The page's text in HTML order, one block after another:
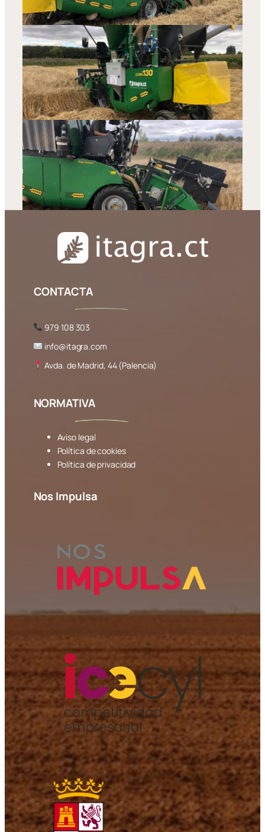
CONTACTA
979 108 303
info@itagra.com
Avda. de Madrid, 44 (Palencia)
NORMATIVA
Aviso legal
Política de cookies
Política de privacidad
Nos Impulsa